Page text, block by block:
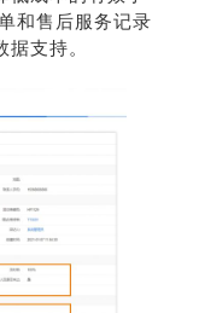
和售后服务记录
支持。